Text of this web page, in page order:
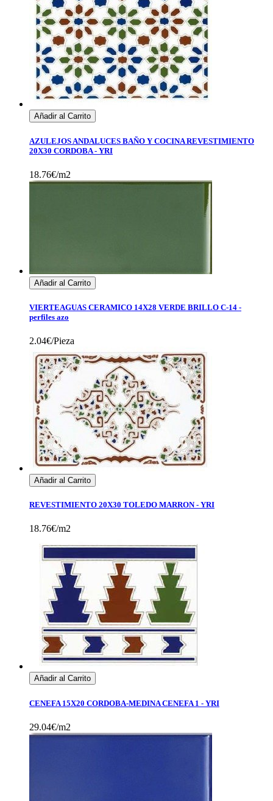
Añadir al Carrito
AZULEJOS ANDALUCES BAÑO Y COCINA REVESTIMIENTO
20X30 CORDOBA - YRI
18.76€/m2
Añadir al Carrito
VIERTEAGUAS CERAMICO 14X28 VERDE BRILLO C-14 -
perfiles azo
2.04€/Pieza
Añadir al Carrito
REVESTIMIENTO 20X30 TOLEDO MARRON - YRI
18.76€/m2
Añadir al Carrito
CENEFA 15X20 CORDOBA-MEDINA CENEFA 1 - YRI
29.04€/m2